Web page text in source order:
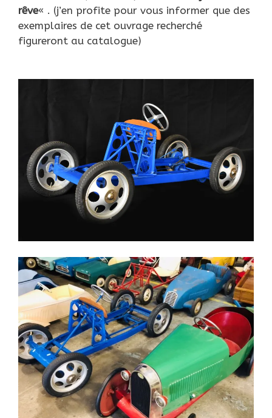
rêve« . (j’en profite pour vous informer que des
exemplaires de cet ouvrage recherché
figureront au catalogue)